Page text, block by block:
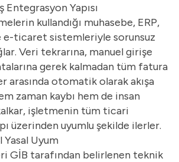
Entegrasyon Yapısı
kullandığı muhasebe, ERP,
e-ticaret sistemleriyle sorunsuz
Veri tekrarına, manuel girişe
gerek kalmadan tüm fatura
arasında otomatik olarak akışa
zaman kaybı hem de insan
işletmenin tüm ticari
üzerinden uyumlu şekilde ilerler.
Yasal Uyum
GİB tarafından belirlenen teknik